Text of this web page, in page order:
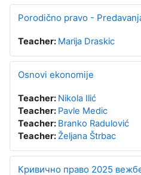
Porodično pravo -
Teacher: Marija Draskic
Osnovi ekonomije
Teacher: Nikola Ilić
Teacher: Pavle Medic
Teacher: Branko Radulović
Teacher: Željana Štrbac
Кривично право 2025